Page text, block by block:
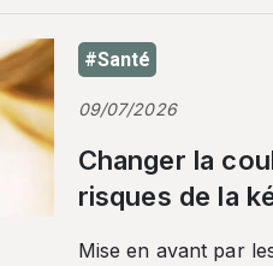
#Santé
09/07/2026
Changer la
risques de la
Mise en avant par